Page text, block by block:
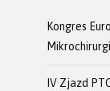
Kongres
IV Zjazd